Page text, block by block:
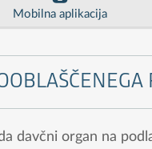
Mobilna aplikacija
davčni organ na